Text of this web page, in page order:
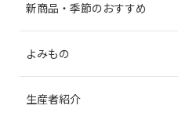
新商品・季節のおすすめ
よみもの
生産者紹介